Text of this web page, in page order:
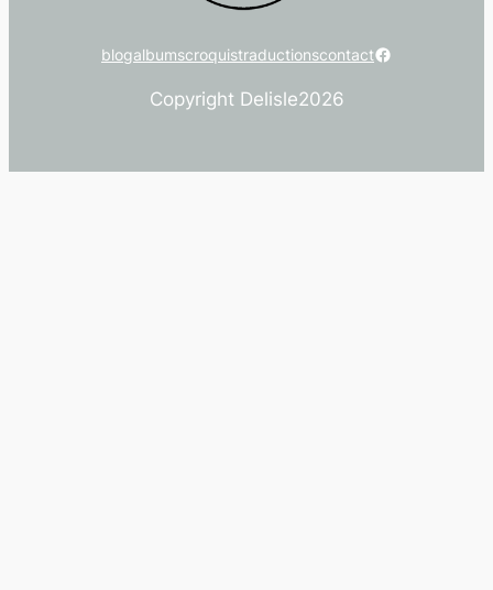
blogalbumscroquistraductionscontactFacebook
Copyright Delisle2026